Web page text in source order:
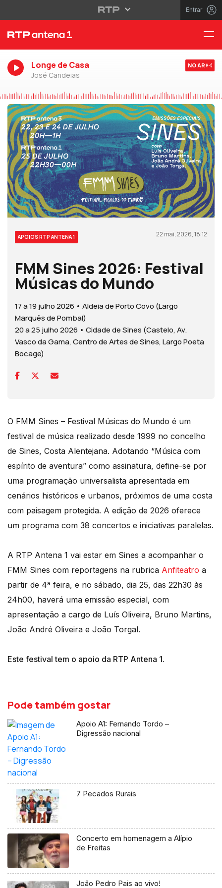
Entrar
Longe de Casa
José Candeias
NO AR
APOIOS RTP ANTENA 1 22 mai, 2026, 18:12
FMM Sines 2026: Festival
Músicas do Mundo
17 a 19 julho 2026 • Aldeia de Porto Covo (Largo
Marquês de Pombal)
20 a 25 julho 2026 • Cidade de Sines (Castelo, Av.
Vasco da Gama, Centro de Artes de Sines, Largo Poeta
Bocage)
O FMM Sines – Festival Músicas do Mundo é um
festival de música realizado desde 1999 no concelho
de Sines, Costa Alentejana. Adotando “Música com
espírito de aventura” como assinatura, define-se por
uma programação universalista apresentada em
cenários históricos e urbanos, próximos de uma costa
com paisagem protegida. A edição de 2026 oferece
um programa com 38 concertos e iniciativas paralelas.
A RTP Antena 1 vai estar em Sines a acompanhar o
FMM Sines com reportagens na rubrica Anfiteatro a
partir de 4ª feira, e no sábado, dia 25, das 22h30 às
24h00, haverá uma emissão especial, com
apresentação a cargo de Luís Oliveira, Bruno Martins,
João André Oliveira e João Torgal.
Este festival tem o apoio da RTP Antena 1.
Pode também gostar
Apoio A1: Fernando Tordo –
Digressão nacional
7 Pecados Rurais
Concerto em homenagem a Alípio
de Freitas
João Pedro Pais ao vivo!